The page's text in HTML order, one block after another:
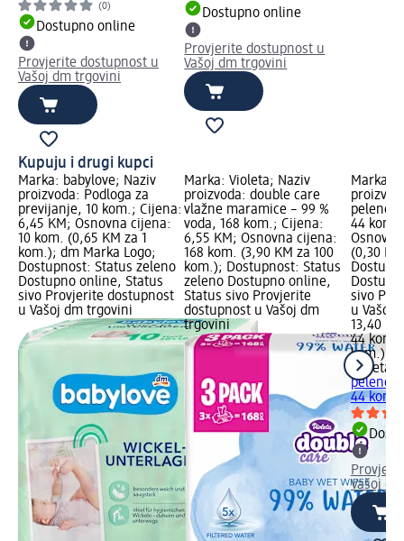
(0)
Dostupno online
Provjerite dostupnost u
Vašoj dm trgovini
Dostupno online
Provjerite dostupnost u
Vašoj dm trgovini
Kupuju i drugi kupci
Marka: babylove; Naziv
proizvoda: Podloga za
previjanje, 10 kom.; Cijena:
6,45 KM; Osnovna cijena:
10 kom. (0,65 KM za 1
kom.); dm Marka Logo;
Dostupnost: Status zeleno
Dostupno online, Status
sivo Provjerite dostupnost
u Vašoj dm trgovini
Marka: Violeta; Naziv
proizvoda: double care
vlažne maramice – 99 %
voda, 168 kom.; Cijena:
6,55 KM; Osnovna cijena:
168 kom. (3,90 KM za 100
kom.); Dostupnost: Status
zeleno Dostupno online,
Status sivo Provjerite
dostupnost u Vašoj dm
trgovini
Marka:
pelene
44
(0,30
sivo
u Vašoj
13,40 KM
44 kom.
kom.)
Violeta
pelene
44 kom.
Vašoj